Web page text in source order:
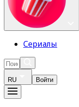
Сериалы
RU Войти